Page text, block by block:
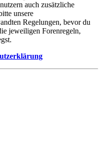
auch zusätzliche
unsere
Regelungen, bevor du
jeweiligen Forenregeln,